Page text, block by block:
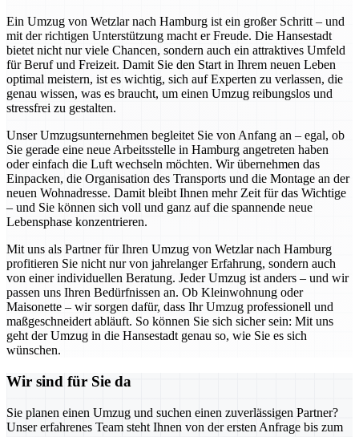
Ein Umzug von Wetzlar nach Hamburg ist ein großer Schritt – und
mit der richtigen Unterstützung macht er Freude. Die Hansestadt
bietet nicht nur viele Chancen, sondern auch ein attraktives Umfeld
für Beruf und Freizeit. Damit Sie den Start in Ihrem neuen Leben
optimal meistern, ist es wichtig, sich auf Experten zu verlassen, die
genau wissen, was es braucht, um einen Umzug reibungslos und
stressfrei zu gestalten.
Unser Umzugsunternehmen begleitet Sie von Anfang an – egal, ob
Sie gerade eine neue Arbeitsstelle in Hamburg angetreten haben
oder einfach die Luft wechseln möchten. Wir übernehmen das
Einpacken, die Organisation des Transports und die Montage an der
neuen Wohnadresse. Damit bleibt Ihnen mehr Zeit für das Wichtige
– und Sie können sich voll und ganz auf die spannende neue
Lebensphase konzentrieren.
Mit uns als Partner für Ihren Umzug von Wetzlar nach Hamburg
profitieren Sie nicht nur von jahrelanger Erfahrung, sondern auch
von einer individuellen Beratung. Jeder Umzug ist anders – und wir
passen uns Ihren Bedürfnissen an. Ob Kleinwohnung oder
Maisonette – wir sorgen dafür, dass Ihr Umzug professionell und
maßgeschneidert abläuft. So können Sie sich sicher sein: Mit uns
geht der Umzug in die Hansestadt genau so, wie Sie es sich
wünschen.
Wir sind für Sie da
Sie planen einen Umzug und suchen einen zuverlässigen Partner?
Unser erfahrenes Team steht Ihnen von der ersten Anfrage bis zum